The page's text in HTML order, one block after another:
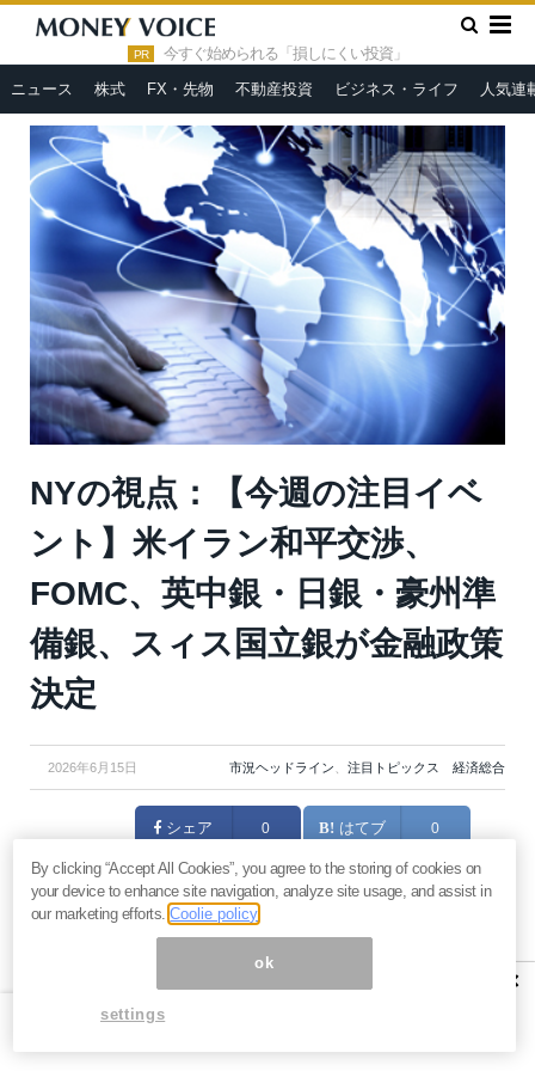
PR 今すぐ始められる「損しにくい投資」
ニュース 株式 FX・先物 不動産投資 ビジネス・ライフ 人気連
HOME » 市況ヘッドライン
NYの視点：【今週の注目イベン
ト】米イラン和平交渉、FOMC、英中銀・日銀・豪州準備銀、スィ
NYの視点：【今週の注目イベ
ント】米イラン和平交渉、
FOMC、英中銀・日銀・豪州準
備銀、スィス国立銀が金融政策
決定
2026年6月15日 市況ヘッドライン、 注目トピックス 経済総合
シェア 0 はてブ 0
ポスト Pocket
急騰後に急落「パワーエックス」株は買いか？蓄電池銘柄の
将来性とリスク
×
By clicking “Accept All Cookies”, you agree to the storing of cookies on
your device to enhance site navigation, analyze site usage, and assist in
our marketing efforts.Coolie policy
ok
settings